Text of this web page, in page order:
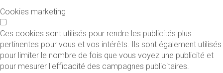
Cookies marketing
Ces cookies sont utilisés pour rendre les publicités plus
pertinentes pour vous et vos intérêts. Ils sont également utilisés
pour limiter le nombre de fois que vous voyez une publicité et
pour mesurer l'efficacité des campagnes publicitaires.